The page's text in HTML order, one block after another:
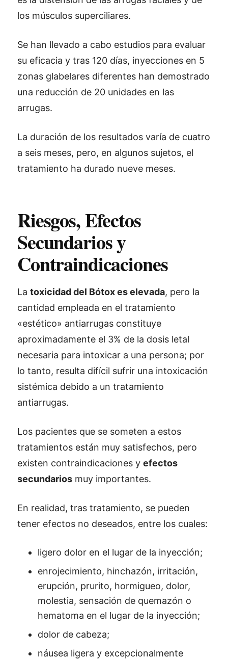
los músculos superciliares.
Se han llevado a cabo estudios para evaluar
su eficacia y tras 120 días, inyecciones en 5
zonas glabelares diferentes han demostrado
una reducción de 20 unidades en las
arrugas.
La duración de los resultados varía de cuatro
a seis meses, pero, en algunos sujetos, el
tratamiento ha durado nueve meses.
Riesgos, Efectos
Secundarios y
Contraindicaciones
La toxicidad del Bótox es elevada, pero la
cantidad empleada en el tratamiento
«estético» antiarrugas constituye
aproximadamente el 3% de la dosis letal
necesaria para intoxicar a una persona; por
lo tanto, resulta difícil sufrir una intoxicación
sistémica debido a un tratamiento
antiarrugas.
Los pacientes que se someten a estos
tratamientos están muy satisfechos, pero
existen contraindicaciones y efectos
secundarios muy importantes.
En realidad, tras tratamiento, se pueden
tener efectos no deseados, entre los cuales:
ligero dolor en el lugar de la inyección;
enrojecimiento, hinchazón, irritación,
erupción, prurito, hormigueo, dolor,
molestia, sensación de quemazón o
hematoma en el lugar de la inyección;
dolor de cabeza;
náusea ligera y excepcionalmente